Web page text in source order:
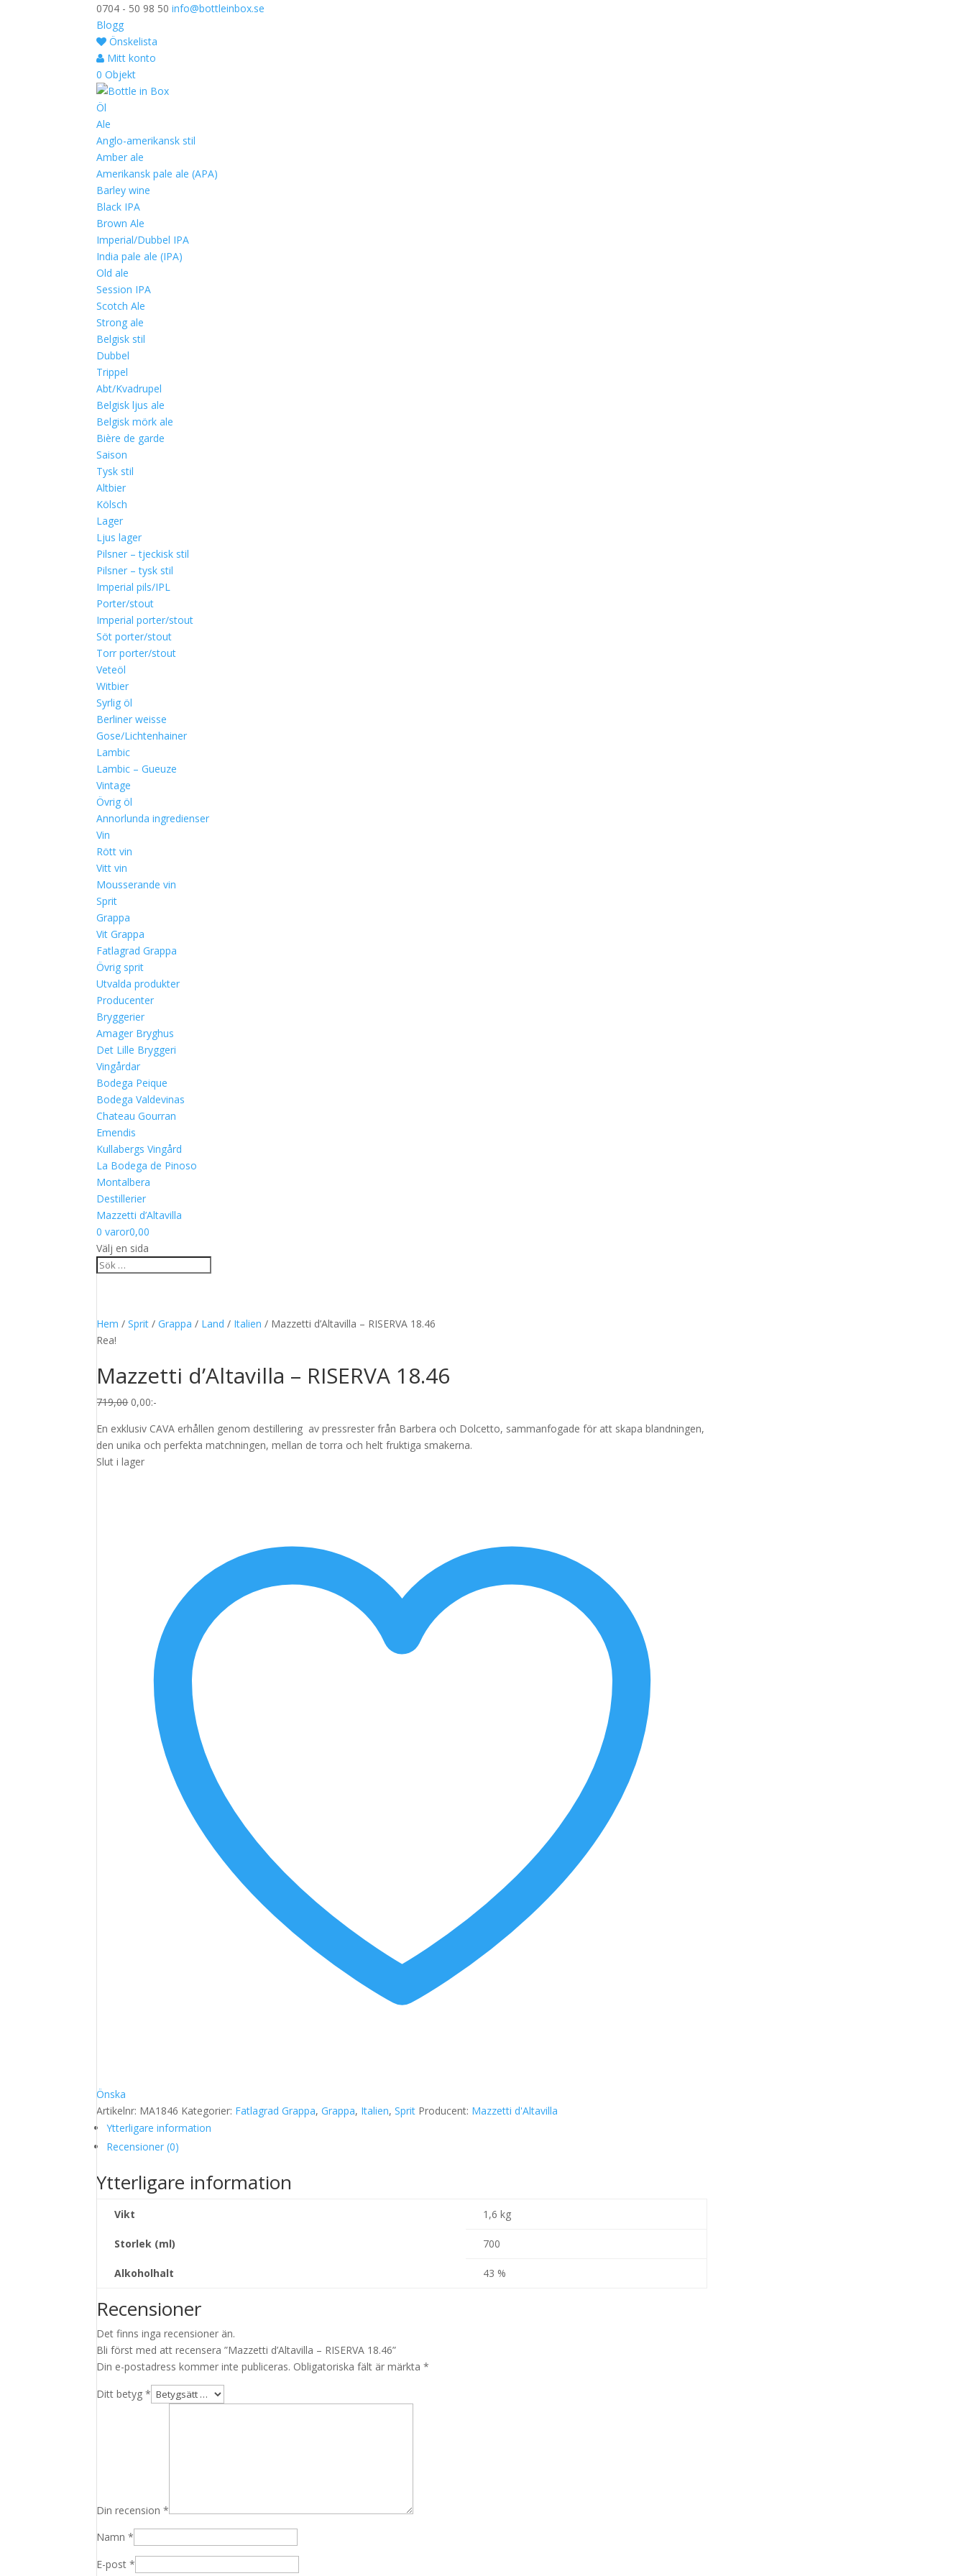
0704 - 50 98 50 info@bottleinbox.se
Blogg
Önskelista
Mitt konto
0 Objekt
Öl
Ale
Anglo-amerikansk stil
Amber ale
Amerikansk pale ale (APA)
Barley wine
Black IPA
Brown Ale
Imperial/Dubbel IPA
India pale ale (IPA)
Old ale
Session IPA
Scotch Ale
Strong ale
Belgisk stil
Dubbel
Trippel
Abt/Kvadrupel
Belgisk ljus ale
Belgisk mörk ale
Bière de garde
Saison
Tysk stil
Altbier
Kölsch
Lager
Ljus lager
Pilsner – tjeckisk stil
Pilsner – tysk stil
Imperial pils/IPL
Porter/stout
Imperial porter/stout
Söt porter/stout
Torr porter/stout
Veteöl
Witbier
Syrlig öl
Berliner weisse
Gose/Lichtenhainer
Lambic
Lambic – Gueuze
Vintage
Övrig öl
Annorlunda ingredienser
Vin
Rött vin
Vitt vin
Mousserande vin
Sprit
Grappa
Vit Grappa
Fatlagrad Grappa
Övrig sprit
Utvalda produkter
Producenter
Bryggerier
Amager Bryghus
Det Lille Bryggeri
Vingårdar
Bodega Peique
Bodega Valdevinas
Chateau Gourran
Emendis
Kullabergs Vingård
La Bodega de Pinoso
Montalbera
Destillerier
Mazzetti d’Altavilla
0 varor0,00
Välj en sida
Hem /Sprit /Grappa / Land / Italien / Mazzetti d’Altavilla – RISERVA 18.46
Rea!
Mazzetti d’Altavilla – RISERVA 18.46
719,00 Det
priset
var:
719,00.
0,00Det
priset
är:
:-
En exklusiv CAVA erhållen genom destillering av pressrester från Barbera och Dolcetto, sammanfogade för att skapa blandningen,
den unika och perfekta matchningen, mellan de torra och helt fruktiga smakerna.
Slut i lager
Önska
Artikelnr: MA1846 Kategorier: Fatlagrad Grappa,Grappa, Italien,Sprit Producent: Mazzetti d'Altavilla
Ytterligare information
Recensioner (0)
Ytterligare information
Vikt 1,6 kg
Storlek (ml) 700
Alkoholhalt 43 %
Recensioner
Det finns inga recensioner än.
Bli först med att recensera ”Mazzetti d’Altavilla – RISERVA 18.46”
Din e-postadress kommer inte publiceras. Obligatoriska fält är märkta*
Ditt betyg*
Din recension*
Namn*
E-post*